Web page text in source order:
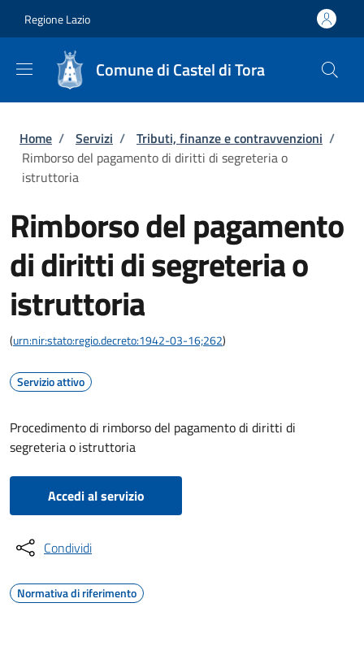
Regione Lazio
Comune di Castel di Tora
Briciole di pane
Home / Servizi / Tributi, finanze e contravvenzioni /
Rimborso del pagamento di diritti di segreteria o
istruttoria
Rimborso del pagamento
di diritti di segreteria o
istruttoria
(urn:nir:stato:regio.decreto:1942-03-16;262)
Servizio attivo
Procedimento di rimborso del pagamento di diritti di
segreteria o istruttoria
Accedi al servizio
Condividi
Normativa di riferimento